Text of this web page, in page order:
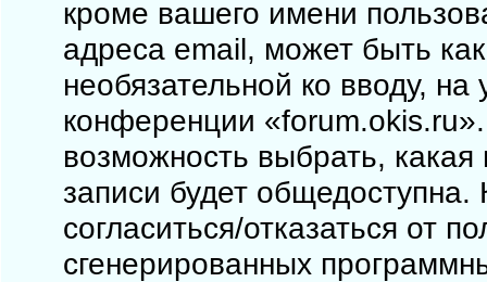
кроме вашего имени
адреса email, может быть
необязательной ко вводу,
конференции
возможность выбрать,
записи будет общедоступна.
согласиться/отказаться от
сгенерированных